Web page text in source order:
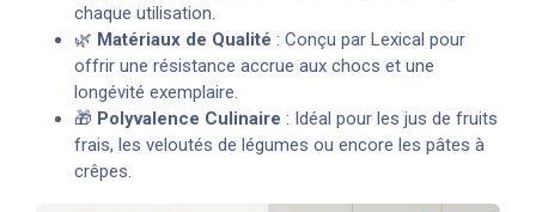
chaque utilisation.
🌿 Matériaux de Qualité : Conçu par Lexical pour
offrir une résistance accrue aux chocs et une
longévité exemplaire.
🎁 Polyvalence Culinaire : Idéal pour les jus de fruits
frais, les veloutés de légumes ou encore les pâtes à
crêpes.